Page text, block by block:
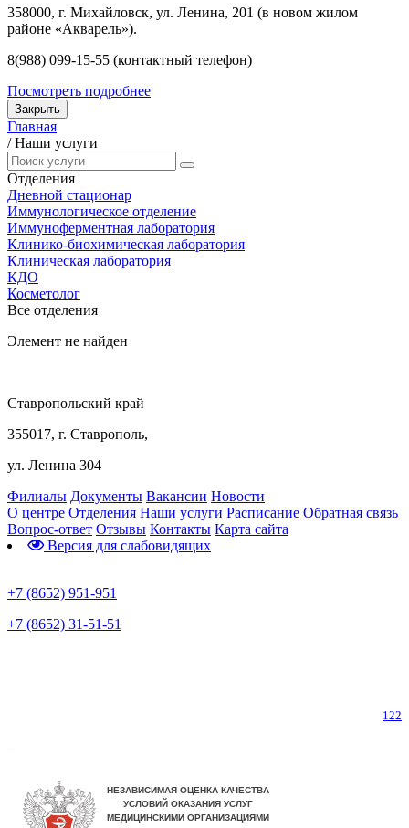
358000, г. Михайловск, ул. Ленина, 201 (в новом жилом
районе «Акварель»).
8(988) 099-15-55 (контактный телефон)
Посмотреть подробнее
Закрыть
Главная
/ Наши услуги
Отделения
Дневной стационар
Иммунологическое отделение
Иммуноферментная лаборатория
Клинико-биохимическая лаборатория
Клиническая лаборатория
КДО
Косметолог
Все отделения
Элемент не найден
Ставропольский край
355017, г. Ставрополь,
ул. Ленина 304
Филиалы Документы Вакансии Новости
О центре Отделения Наши услуги Расписание Обратная связь
Вопрос-ответ Отзывы Контакты Карта сайта
Версия для слабовидящих
+7 (8652) 951-951
+7 (8652) 31-51-51
122